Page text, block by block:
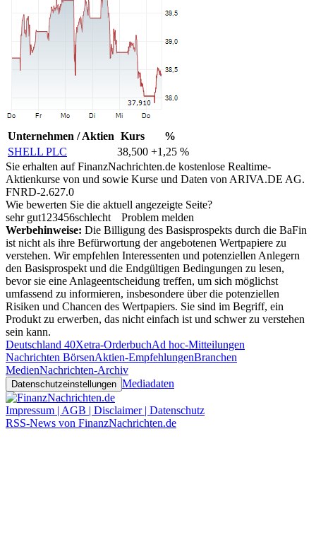
Unternehmen / Aktien Kurs
%
SHELL PLC
38,500 +1,25 %
Sie erhalten auf FinanzNachrichten.de kostenlose Realtime-
Aktienkurse von und sowie Kurse und Daten von ARIVA.DE AG.
FNRD-2.627.0
Wie bewerten Sie die aktuell angezeigte Seite?
sehr gut1 23456schlecht
Problem melden
Werbehinweise: Die Billigung des Basisprospekts durch die BaFin
ist nicht als ihre Befürwortung der angebotenen Wertpapiere zu
verstehen. Wir empfehlen Interessenten und potenziellen Anlegern
den Basisprospekt und die Endgültigen Bedingungen zu lesen,
bevor sie eine Anlageentscheidung treffen, um sich möglichst
umfassend zu informieren, insbesondere über die potenziellen
Risiken und Chancen des Wertpapiers. Sie sind im Begriff, ein
Produkt zu erwerben, das nicht einfach ist und schwer zu verstehen
sein kann.
Deutschland 40Xetra-OrderbuchAd hoc-Mitteilungen
Nachrichten BörsenAktien-EmpfehlungenBranchen
MedienNachrichten-Archiv
Datenschutzeinstellungen Mediadaten
Impressum | AGB | Disclaimer | Datenschutz
RSS-News von FinanzNachrichten.de